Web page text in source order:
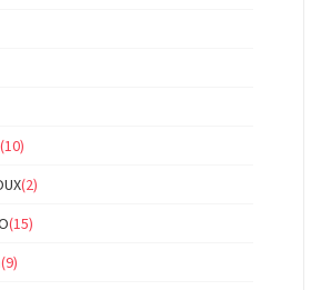
(10)
(2)
(15)
(9)